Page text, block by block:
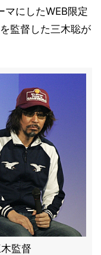
マにしたWEB限定
監督した三木聡が
監督